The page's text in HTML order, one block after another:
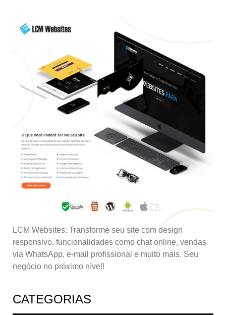
LCM Websites: Transforme seu site com design
responsivo, funcionalidades como chat online, vendas
via WhatsApp, e-mail profissional e muito mais. Seu
negócio no próximo nível!
CATEGORIAS